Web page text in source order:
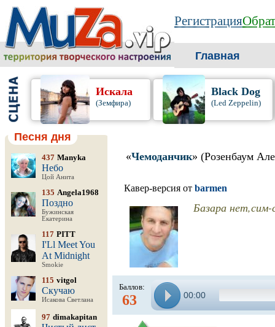
Регистрация
Главная
Искала
(Земфира)
Black Dog
(Led Zeppelin)
Песня дня
437 Manyka
Небо
Цой Анита
135 Angela1968
Поздно
Бужинская
Екатерина
117 PITT
I'Ll Meet You
At Midnight
Smokie
115 vitgol
Скучаю
Исакова Светлана
97 dimakapitan
«Чемоданчик» (Розенбаум
Кавер-версия от barmen
Базара
Баллов:
63 00:00